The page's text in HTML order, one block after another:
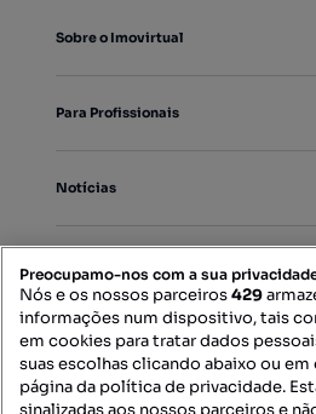
Sobre o Imovirtual
Para Profissionais
Notícias
Mapa do Site
Preocupamo-nos com a sua
Nós e os nossos parceiros429
informações num dispositivo, tais
em cookies para tratar dados
suas escolhas clicando abaixo ou
página da política de privacidade.
sinalizadas aos nossos parceiros e